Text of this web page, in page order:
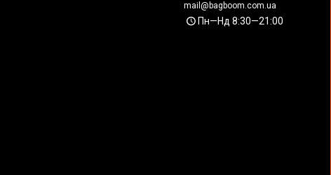
mail@bagboom.com.ua
Пн—Нд 8:30—21:00